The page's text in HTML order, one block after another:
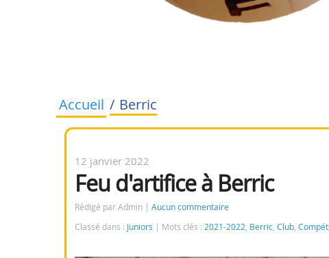
Accueil Berric
12 janvier 2022
Feu d'artifice à Berric
Rédigé par Admin
Aucun commentaire
Classé dans : Juniors Mots clés : 2021-2022, Berric, Club,